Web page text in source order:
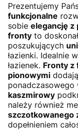
Prezentujemy
funkcjonalne
sobie elegancję z
fronty to
poszukujących
łazienki. Idealnie
łazienek. Fronty z
pionowymi
ponadczasowego
kaszmirowy
należy również
szczotkowanego
dopełnieniem